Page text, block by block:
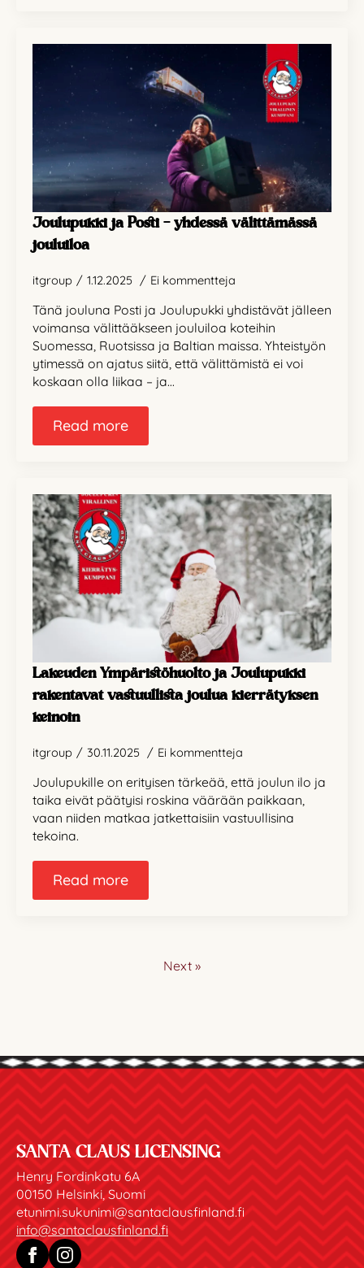
Joulupukki ja Posti – yhdessä välittämässä
jouluiloa
itgroup 1.12.2025 Ei kommentteja
Tänä jouluna Posti ja Joulupukki yhdistävät jälleen
voimansa välittääkseen jouluiloa koteihin
Suomessa, Ruotsissa ja Baltian maissa. Yhteistyön
ytimessä on ajatus siitä, että välittämistä ei voi
koskaan olla liikaa – ja…
Read more
Lakeuden Ympäristöhuolto ja Joulupukki
rakentavat vastuullista joulua kierrätyksen
keinoin
itgroup 30.11.2025 Ei kommentteja
Joulupukille on erityisen tärkeää, että joulun ilo ja
taika eivät päätyisi roskina väärään paikkaan,
vaan niiden matkaa jatkettaisiin vastuullisina
tekoina.
Read more
Next »
SANTA CLAUS LICENSING
Henry Fordinkatu 6A
00150 Helsinki, Suomi
etunimi.sukunimi@santaclausfinland.fi
info@santaclausfinland.fi